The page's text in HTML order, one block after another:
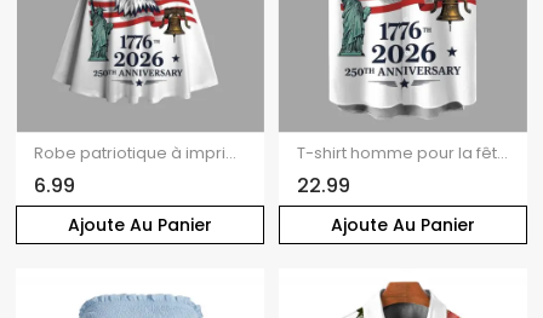
Ajoute Au Panier
Robe patriotique à imprimé drapeau américain et aigle, commémorant le 250e anniversaire de la Statue de la Liberté et la fête de l'Indépendance. Buste froncé.
6.99
Ajoute Au Panier
T-shirt homme pour la fête de l'Indépendance, drapeau américain, aigle, Statue de la Liberté, imprimé patriotique pour le 250e anniversaire
22.99